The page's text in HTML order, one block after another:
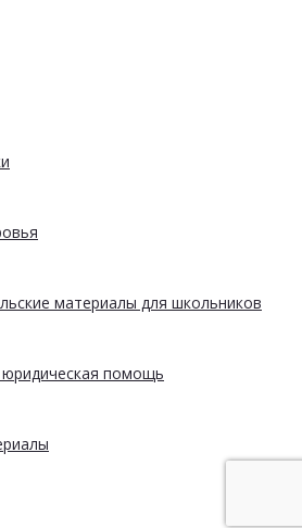
материалы для школьников
юридическая помощь